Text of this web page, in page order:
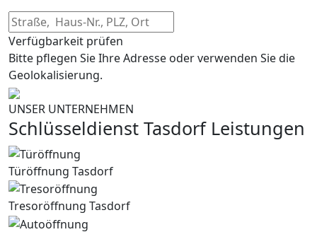
Verfügbarkeit prüfen
Bitte pflegen Sie Ihre Adresse oder verwenden Sie die
Geolokalisierung.
UNSER UNTERNEHMEN
Schlüsseldienst Tasdorf Leistungen
Türöffnung Tasdorf
Tresoröffnung Tasdorf